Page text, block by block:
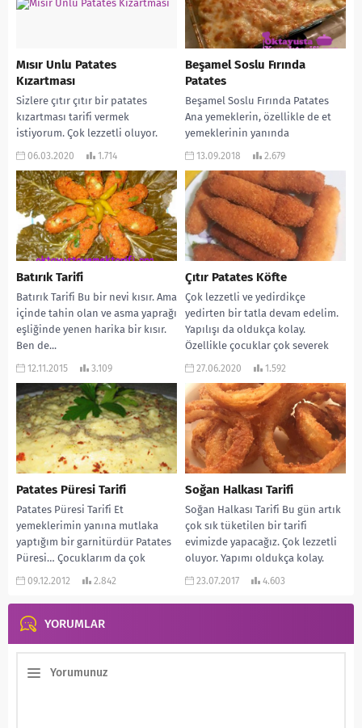
Mısır Unlu Patates
Kızartması
Sizlere çıtır çıtır bir patates
kızartması tarifi vermek
istiyorum. Çok lezzetli oluyor.
Mısır unu ve patates çok
06.03.2020 1.714
Beşamel Soslu Fırında
Patates
Beşamel Soslu Fırında Patates
Ana yemeklerin, özellikle de et
yemeklerinin yanında
sunabileceğiniz çok lezzetli bir
ana...
13.09.2018 2.679
Batırık Tarifi
Batırık Tarifi Bu bir nevi kısır. Ama
içinde tahin olan ve asma yaprağı
eşliğinde yenen harika bir kısır.
Ben de...
12.11.2015 3.109
Çıtır Patates Köfte
Çok lezzetli ve yedirdikçe
yedirten bir tatla devam edelim.
Yapılışı da oldukça kolay.
Özellikle çocuklar çok severek
tüketiyor. Tabi ki...
27.06.2020 1.592
Patates Püresi Tarifi
Patates Püresi Tarifi Et
yemeklerimin yanına mutlaka
yaptığım bir garnitürdür Patates
Püresi… Çocuklarım da çok
severek yerler. Özellikle mide
09.12.2012 2.842
Soğan Halkası Tarifi
Soğan Halkası Tarifi Bu gün artık
çok sık tüketilen bir tarifi
evimizde yapacağız. Çok lezzetli
oluyor. Yapımı oldukça kolay.
Özellikle...
23.07.2017 4.603
YORUMLAR